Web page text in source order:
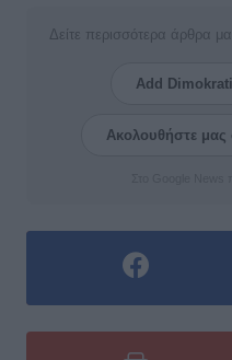
Δείτε περισσότερα άρθρα
Add
Ακολουθήστε